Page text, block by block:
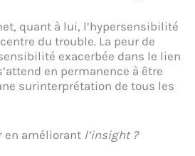
quant à lui, l’hypersensibilité
du trouble. La peur de
exacerbée dans le lien
en permanence à être
surinterprétation de tous les
en améliorant l’insight ?